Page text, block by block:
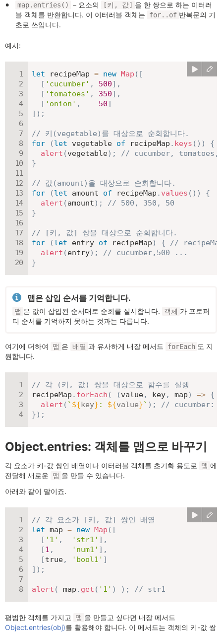
map.entries() – 요소의 [키, 값] 을 한 쌍으로 하는 이터러
블 객체를 반환합니다. 이 이터러블 객체는
for..of 반복문의 기
초로 쓰입니다.
예시:
let recipeMap = new Map ( [
[ 'cucumber' , 500] ,
[ 'tomatoes' , 350] ,
[ 'onion' , 50]
] ) ;
// 키(vegetable)를 대상으로 순회합니다.
for
(let vegetable of recipeMap . keys ( ) )
{
alert (vegetable) ;
// cucumber, tomatoes,
}
// 값(amount)을 대상으로 순회합니다.
for
(let amount of recipeMap . values ( ) )
{
alert (amount) ;
// 500, 350, 50
}
// [키, 값] 쌍을 대상으로 순회합니다.
for
(let entry of recipeMap) {
//
alert (entry) ;
// cucumber,500 ...
}
맵은 삽입 순서를 기억합니다.
맵 은 값이 삽입된 순서대로 순회를 실시합니다. 객체 가 프로퍼
티 순서를 기억하지 못하는 것과는 다릅니다.
여기에 더하여 맵 은 배열 과 유사하게 내장 메서드 forEach 도 지
원합니다.
// 각 (키, 값) 쌍을 대상으로 함수를 실행
recipeMap . forEach ( (value, key, map) => {
alert ( ` ${key} : ${value}` ) ;
// cucumber:
}) ;
Object.entries: 객체를 맵으로 바꾸기
각 요소가 키-값 쌍인 배열이나 이터러블 객체를 초기화 용도로 맵 에
전달해 새로운
맵 을 만들 수 있습니다.
아래와 같이 말이죠.
// 각 요소가 [키, 값] 쌍인 배열
let map = new Map ( [
[ '1' , 'str1' ] ,
[1 , 'num1' ] ,
[true, 'bool1' ]
] ) ;
alert ( map . get ( '1' ) ) ; // str1
평범한 객체를 가지고 맵 을 만들고 싶다면 내장 메서드
Object.entries(obj)를 활용해야 합니다. 이 메서드는 객체의 키-값 쌍